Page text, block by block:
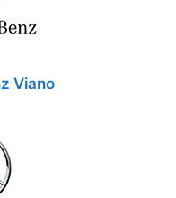
Viano